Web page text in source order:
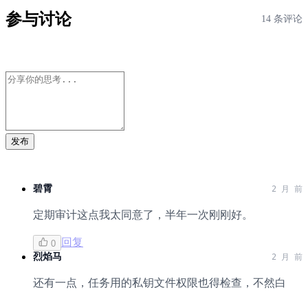
参与讨论 14 条评论
发布
碧霄 2 月 前
定期审计这点我太同意了，半年一次刚刚好。
0 回复
烈焰马 2 月 前
还有一点，任务用的私钥文件权限也得检查，不然白